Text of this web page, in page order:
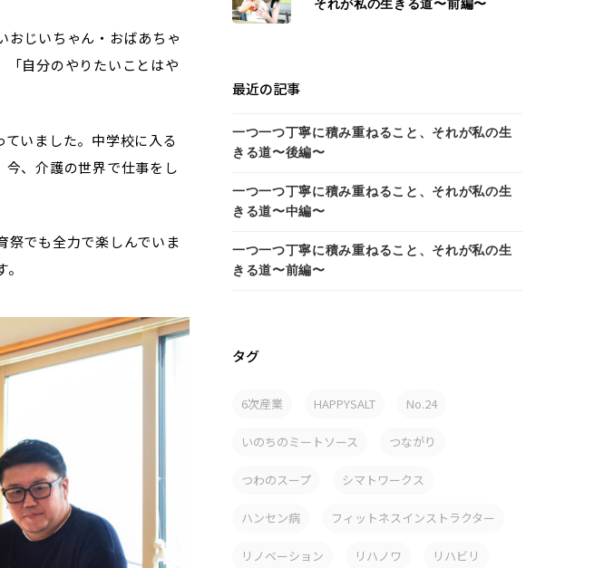
おじいちゃん・おばあちゃ
自分のやりたいことはや
いました。中学校に入る
、介護の世界で仕事をし
祭でも全力で楽しんでいま
それが私の生きる道〜前編〜
最近の記事
一つ一つ丁寧に積み重ねること、それが私の生
きる道〜後編〜
一つ一つ丁寧に積み重ねること、それが私の生
きる道〜中編〜
一つ一つ丁寧に積み重ねること、それが私の生
きる道〜前編〜
タグ
6次産業 HAPPYSALT No.24
いのちのミートソース つながり
つわのスープ シマトワークス
ハンセン病 フィットネスインストラクター
リノベーション リハノワ リハビリ